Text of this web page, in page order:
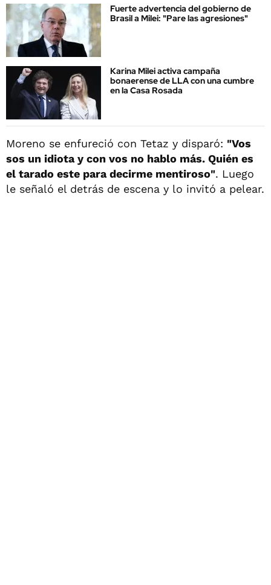
Fuerte advertencia del gobierno de
Brasil a Milei: "Pare las agresiones"
Karina Milei activa campaña
bonaerense de LLA con una cumbre
en la Casa Rosada
Moreno se enfureció con Tetaz y disparó: "Vos
sos un idiota y con vos no hablo más. Quién es
el tarado este para decirme mentiroso". Luego
le señaló el detrás de escena y lo invitó a pelear.